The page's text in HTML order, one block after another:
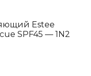
Estee
SPF45 — 1N2